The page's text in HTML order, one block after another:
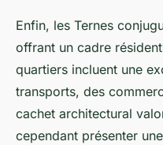
Enfin, les Ternes
offrant un cadre
quartiers incluent une
transports, des
cachet architectural
cependant présenter